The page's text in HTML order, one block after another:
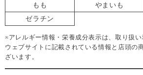
もも
やまいも
ゼラチン
※アレルギー情報・栄養成分表示は、取り扱
ウェブサイトに記載されている情報と店頭の
ざいます。